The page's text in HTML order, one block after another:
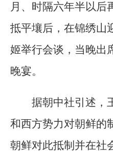
月、时隔六年半以后
抵平壤后，在锦绣山
姬举行会谈，当晚出
晚宴。
据朝中社引述，
和西方势力对朝鲜的
朝鲜对此抵制并在社